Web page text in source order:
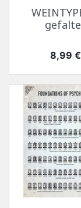
Preis
8,99 €